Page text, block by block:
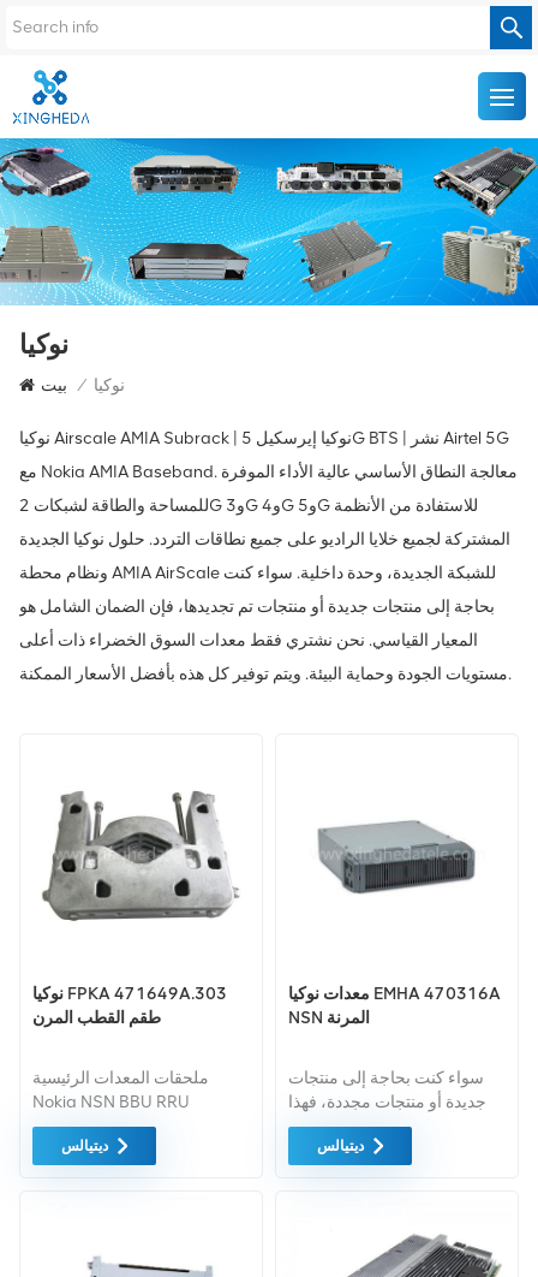
نوكيا
بيت / نوكيا
نوكيا Airscale AMIA Subrack | نوكيا إيرسكيل 5G BTS | نشر Airtel 5G
مع Nokia AMIA Baseband. معالجة النطاق الأساسي عالية الأداء الموفرة
للمساحة والطاقة لشبكات 2G و3G و4G و5G للاستفادة من الأنظمة
المشتركة لجميع خلايا الراديو على جميع نطاقات التردد. حلول نوكيا الجديدة
ونظام محطة AMIA AirScale للشبكة الجديدة، وحدة داخلية. سواء كنت
بحاجة إلى منتجات جديدة أو منتجات تم تجديدها، فإن الضمان الشامل هو
المعيار القياسي. نحن نشتري فقط معدات السوق الخضراء ذات أعلى
مستويات الجودة وحماية البيئة. ويتم توفير كل هذه بأفضل الأسعار الممكنة.
نوكيا FPKA 471649A.303
طقم القطب المرن
ملحقات المعدات الرئيسية
Nokia NSN BBU RRU
Bracket FPKA
471649A.303
ديتيالس
معدات نوكيا EMHA 470316A
NSN المرنة
سواء كنت بحاجة إلى منتجات
جديدة أو منتجات مجددة، فهذا
أمر شامل الضمان كمعيار. نحن
فقط نشتري معدات السوق
ديتيالس